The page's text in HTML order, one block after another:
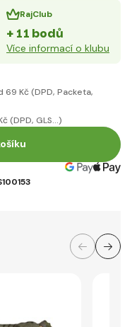
RajClub
+ 11 bodů
Více informací o klubu
69 Kč(DPD, Packeta,
(DPD, GLS...)